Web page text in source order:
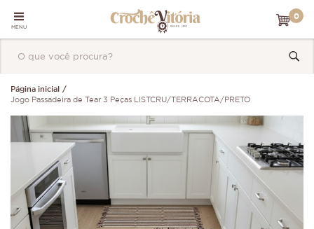
MENU
0
Página inicial
Jogo Passadeira de Tear 3 Peças LISTCRU/TERRACOTA/PRETO